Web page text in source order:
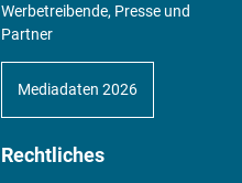
Werbetreibende, Presse und
Partner
Mediadaten 2026
Rechtliches